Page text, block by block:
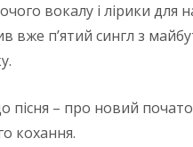
вокалу і лірики для
вже п’ятий сингл з
пісня – про новий
кохання.